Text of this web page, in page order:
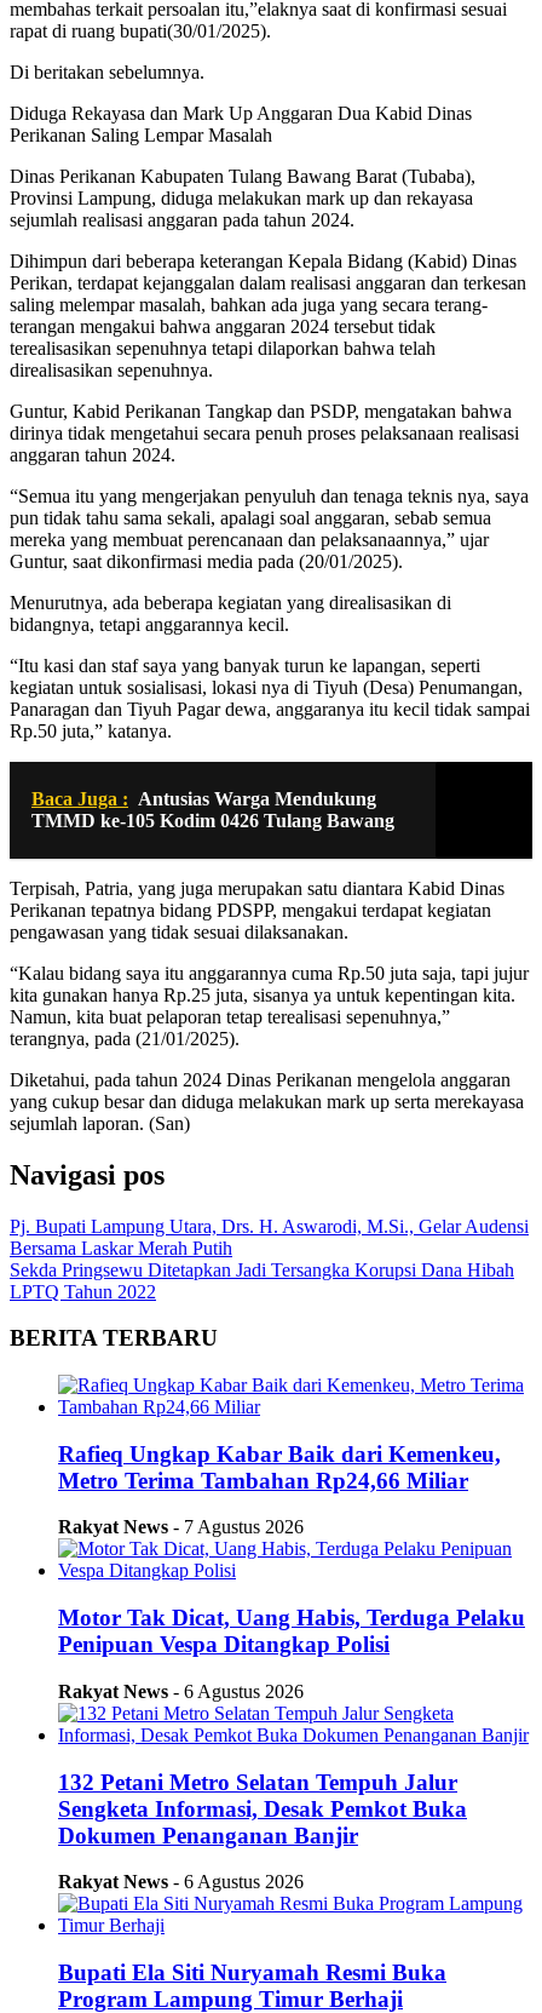
membahas terkait persoalan itu,”elaknya saat di konfirmasi sesuai
rapat di ruang bupati(30/01/2025).
Di beritakan sebelumnya.
Diduga Rekayasa dan Mark Up Anggaran Dua Kabid Dinas
Perikanan Saling Lempar Masalah
Dinas Perikanan Kabupaten Tulang Bawang Barat (Tubaba),
Provinsi Lampung, diduga melakukan mark up dan rekayasa
sejumlah realisasi anggaran pada tahun 2024.
Dihimpun dari beberapa keterangan Kepala Bidang (Kabid) Dinas
Perikan, terdapat kejanggalan dalam realisasi anggaran dan terkesan
saling melempar masalah, bahkan ada juga yang secara terang-
terangan mengakui bahwa anggaran 2024 tersebut tidak
terealisasikan sepenuhnya tetapi dilaporkan bahwa telah
direalisasikan sepenuhnya.
Guntur, Kabid Perikanan Tangkap dan PSDP, mengatakan bahwa
dirinya tidak mengetahui secara penuh proses pelaksanaan realisasi
anggaran tahun 2024.
“Semua itu yang mengerjakan penyuluh dan tenaga teknis nya, saya
pun tidak tahu sama sekali, apalagi soal anggaran, sebab semua
mereka yang membuat perencanaan dan pelaksanaannya,” ujar
Guntur, saat dikonfirmasi media pada (20/01/2025).
Menurutnya, ada beberapa kegiatan yang direalisasikan di
bidangnya, tetapi anggarannya kecil.
“Itu kasi dan staf saya yang banyak turun ke lapangan, seperti
kegiatan untuk sosialisasi, lokasi nya di Tiyuh (Desa) Penumangan,
Panaragan dan Tiyuh Pagar dewa, anggaranya itu kecil tidak sampai
Rp.50 juta,” katanya.
Baca Juga : Antusias Warga Mendukung
TMMD ke-105 Kodim 0426 Tulang Bawang
Terpisah, Patria, yang juga merupakan satu diantara Kabid Dinas
Perikanan tepatnya bidang PDSPP, mengakui terdapat kegiatan
pengawasan yang tidak sesuai dilaksanakan.
“Kalau bidang saya itu anggarannya cuma Rp.50 juta saja, tapi jujur
kita gunakan hanya Rp.25 juta, sisanya ya untuk kepentingan kita.
Namun, kita buat pelaporan tetap terealisasi sepenuhnya,”
terangnya, pada (21/01/2025).
Diketahui, pada tahun 2024 Dinas Perikanan mengelola anggaran
yang cukup besar dan diduga melakukan mark up serta merekayasa
sejumlah laporan. (San)
Navigasi pos
Pj. Bupati Lampung Utara, Drs. H. Aswarodi, M.Si., Gelar Audensi
Bersama Laskar Merah Putih
Sekda Pringsewu Ditetapkan Jadi Tersangka Korupsi Dana Hibah
LPTQ Tahun 2022
BERITA TERBARU
Rafieq Ungkap Kabar Baik dari Kemenkeu,
Metro Terima Tambahan Rp24,66 Miliar
Rakyat News - 7 Agustus 2026
Motor Tak Dicat, Uang Habis, Terduga Pelaku
Penipuan Vespa Ditangkap Polisi
Rakyat News - 6 Agustus 2026
132 Petani Metro Selatan Tempuh Jalur
Sengketa Informasi, Desak Pemkot Buka
Dokumen Penanganan Banjir
Rakyat News - 6 Agustus 2026
Bupati Ela Siti Nuryamah Resmi Buka
Program Lampung Timur Berhaji